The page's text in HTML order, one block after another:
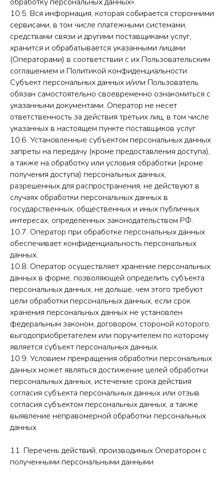
10.5. Вся информация, которая собирается сторонними
сервисами, в том числе платежными системами,
средствами связи и другими поставщиками услуг,
хранится и обрабатывается указанными лицами
(Операторами) в соответствии с их Пользовательским
соглашением и Политикой конфиденциальности.
Субъект персональных данных и/или Пользователь
обязан самостоятельно своевременно ознакомиться с
указанными документами. Оператор не несет
ответственность за действия третьих лиц, в том числе
указанных в настоящем пункте поставщиков услуг.
10.6. Установленные субъектом персональных данных
запреты на передачу (кроме предоставления доступа),
а также на обработку или условия обработки (кроме
получения доступа) персональных данных,
разрешенных для распространения, не действуют в
случаях обработки персональных данных в
государственных, общественных и иных публичных
интересах, определенных законодательством РФ.
10.7. Оператор при обработке персональных данных
обеспечивает конфиденциальность персональных
данных.
10.8. Оператор осуществляет хранение персональных
данных в форме, позволяющей определить субъекта
персональных данных, не дольше, чем этого требуют
цели обработки персональных данных, если срок
хранения персональных данных не установлен
федеральным законом, договором, стороной которого,
выгодоприобретателем или поручителем по которому
является субъект персональных данных.
10.9. Условием прекращения обработки персональных
данных может являться достижение целей обработки
персональных данных, истечение срока действия
согласия субъекта персональных данных или отзыв
согласия субъектом персональных данных, а также
выявление неправомерной обработки персональных
данных.
11. Перечень действий, производимых Оператором с
полученными персональными данными